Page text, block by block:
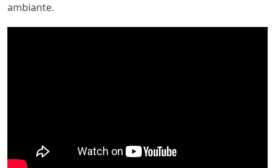
ambiante.